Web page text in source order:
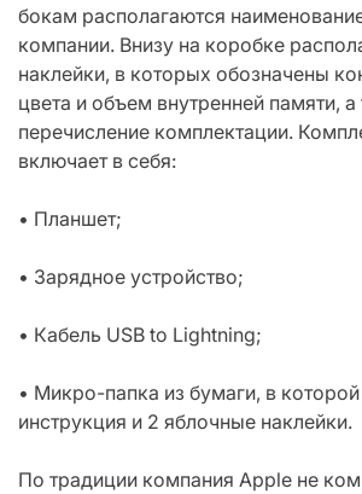
бокам располагаются
компании. Внизу на коробке
наклейки, в которых обозначены
цвета и объем внутренней памяти,
перечисление комплектации.
включает в себя:
• Планшет;
• Зарядное устройство;
• Кабель USB to Lightning;
• Микро-папка из бумаги, в
инструкция и 2 яблочные наклейки.
По традиции компания Apple не